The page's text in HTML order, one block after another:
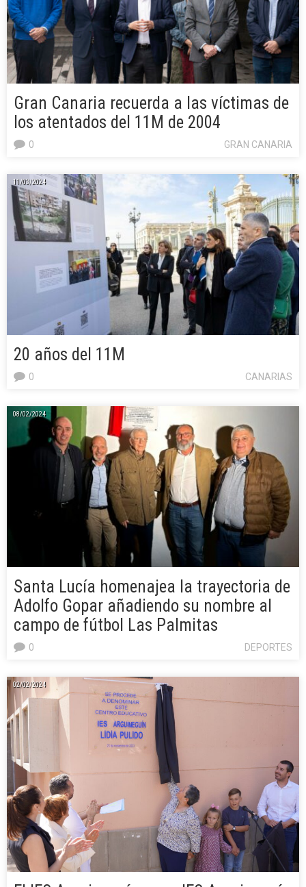
Gran Canaria recuerda a las víctimas de
los atentados del 11M de 2004
GRAN CANARIA
0
11/03/2024
20 años del 11M
CANARIAS
0
08/02/2024
Santa Lucía homenajea la trayectoria de
Adolfo Gopar añadiendo su nombre al
campo de fútbol Las Palmitas
DEPORTES
0
02/02/2024